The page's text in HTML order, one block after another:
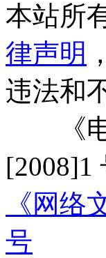
本站所
律声明
违法和
《电
[2008]1
《网络
号